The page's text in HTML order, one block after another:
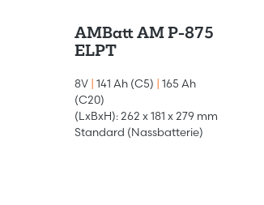
AMBatt AM P-875
ELPT
8V 141 Ah (C5)
165 Ah
(C20)
(LxBxH): 262 x 181 x 279 mm
Standard (Nassbatterie)